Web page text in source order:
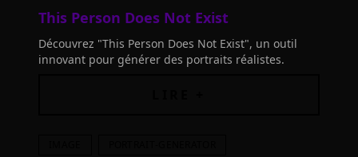
This Person Does Not Exist
Découvrez "This Person Does Not Exist", un outil
innovant pour générer des portraits réalistes.